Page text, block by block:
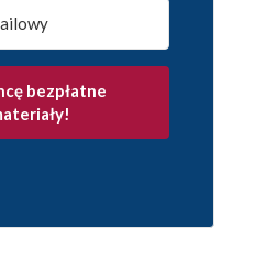
bezpłatne